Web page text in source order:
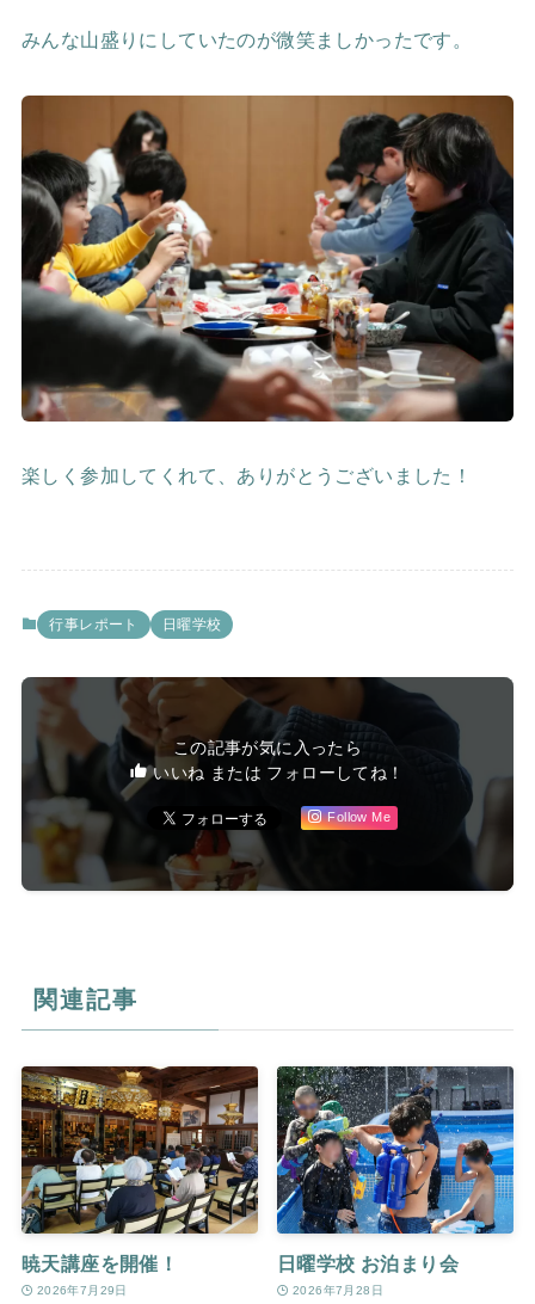
みんな山盛りにしていたのが微笑ましかったです。
楽しく参加してくれて、ありがとうございました！
行事レポート 日曜学校
この記事が気に入ったら
いいね または フォローしてね！
Follow Me
関連記事
暁天講座を開催！
2026年7月29日
日曜学校 お泊まり会
2026年7月28日